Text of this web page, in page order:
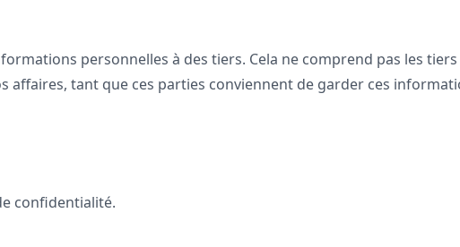
personnelles à des tiers. Cela ne comprend pas les
affaires, tant que ces parties conviennent de garder ces
confidentialité.